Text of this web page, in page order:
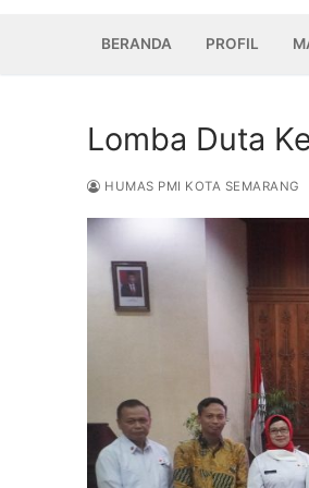
BERANDA PROFIL
Lomba Duta
HUMAS PMI KOTA SEMARANG